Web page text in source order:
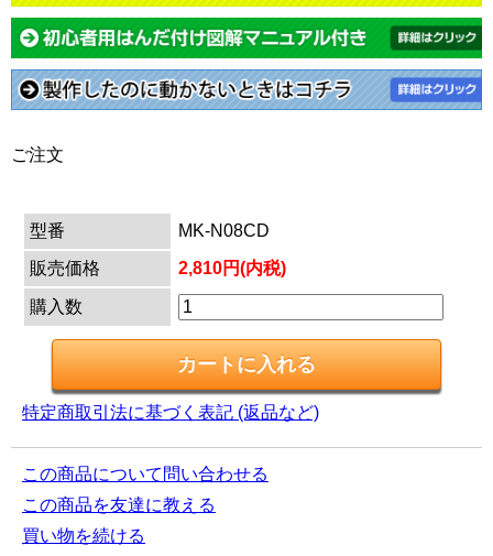
ご注文
型番
MK-N08CD
販売価格
2,810円(内税)
購入数
特定商取引法に基づく表記 (返品など)
この商品について問い合わせる
この商品を友達に教える
買い物を続ける